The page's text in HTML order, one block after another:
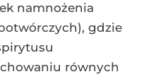
namnożenia
gdzie
równych